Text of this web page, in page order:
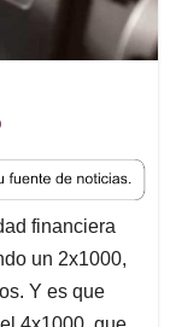
financiera
un 2x1000,
Y es que